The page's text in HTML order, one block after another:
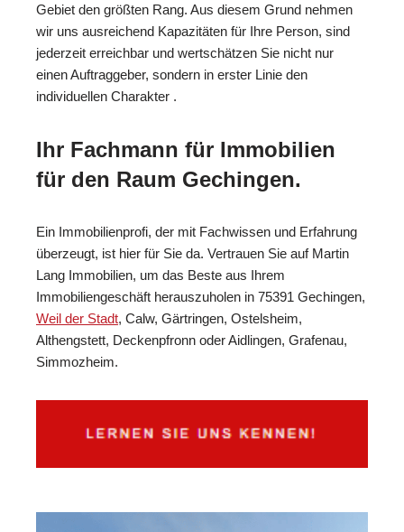
Gebiet den größten Rang. Aus diesem Grund nehmen
wir uns ausreichend Kapazitäten für Ihre Person, sind
jederzeit erreichbar und wertschätzen Sie nicht nur
einen Auftraggeber, sondern in erster Linie den
individuellen Charakter .
Ihr Fachmann für Immobilien
für den Raum Gechingen.
Ein Immobilienprofi, der mit Fachwissen und Erfahrung
überzeugt, ist hier für Sie da. Vertrauen Sie auf Martin
Lang Immobilien, um das Beste aus Ihrem
Immobiliengeschäft herauszuholen in 75391 Gechingen,
Weil der Stadt, Calw, Gärtringen, Ostelsheim,
Althengstett, Deckenpfronn oder Aidlingen, Grafenau,
Simmozheim.